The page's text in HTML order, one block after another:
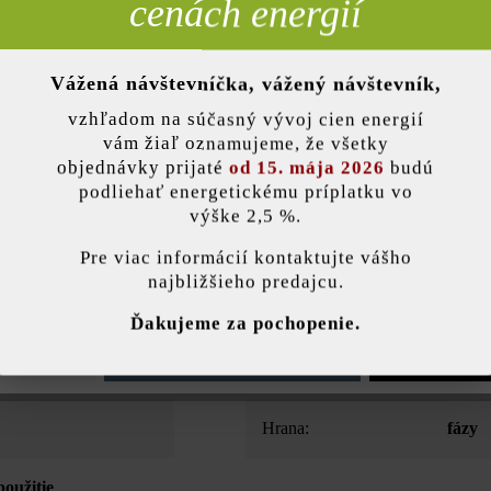
Opis produktu
konzipiert. Mit seinen Maßen 50 x 20 x 20 cm können
Halb- und Zweidrittel-Passsteine sowie eine Abdeckplatte
und gegen Aufpreis die Auslässe für die Gegensprechanlage
Hrana: fázy
používa súbory cookie, aby vám ponúkla najlepšiu možnú funkčnosť...
Povoliť všetky
cenách energií
Vážená návštevníčka, vážený návštevník,
vzhľadom na súčasný vývoj cien energií
vám žiaľ oznamujeme, že všetky
objednávky prijaté od 15. mája 2026 budú
podliehať energetickému príplatku vo
výške 2,5 %.
Pre viac informácií kontaktujte vášho
najbližšieho predajcu.
Ďakujeme za pochopenie.